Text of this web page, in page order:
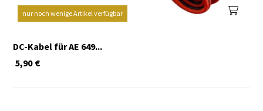
nur noch wenige Artikel verfügbar
DC-Kabel für AE 649...
€
5,90